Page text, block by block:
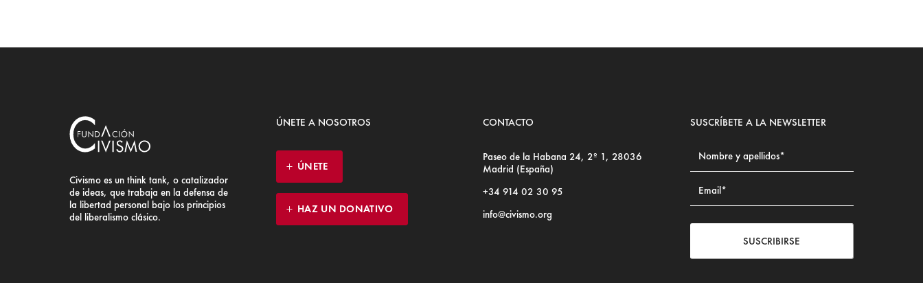
Civismo es un think tank, o catalizador
de ideas, que trabaja en la defensa de
la libertad personal bajo los principios
del liberalismo clásico.
ÚNETE A NOSOTROS
ÚNETE
HAZ UN DONATIVO
CONTACTO
Paseo de la Habana 24, 2º 1, 28036
Madrid (España)
+34 914 02 30 95
info@civismo.org
SUSCRÍBETE A LA NEWSLETTER
SUSCRIBIRSE